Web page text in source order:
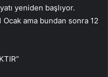
yeniden başlıyor.
Ocak ama bundan sonra 12